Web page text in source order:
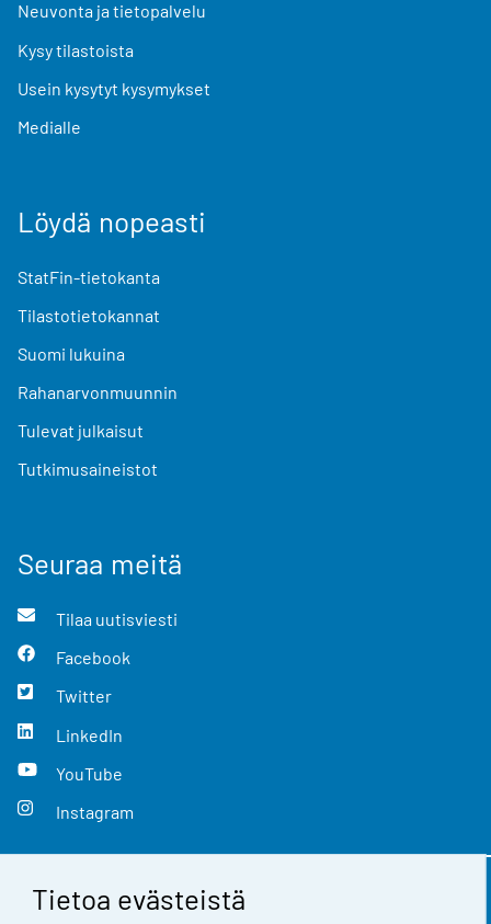
Tietoa evästeistä
Neuvonta ja tietopalvelu
Kysy tilastoista
Usein kysytyt kysymykset
Medialle
Löydä nopeasti
StatFin-tietokanta
Tilastotietokannat
Suomi lukuina
Rahanarvonmuunnin
Tulevat julkaisut
Tutkimusaineistot
Seuraa meitä
Tilaa uutisviesti
Facebook
Twitter
LinkedIn
YouTube
Instagram
Yhteystiedot